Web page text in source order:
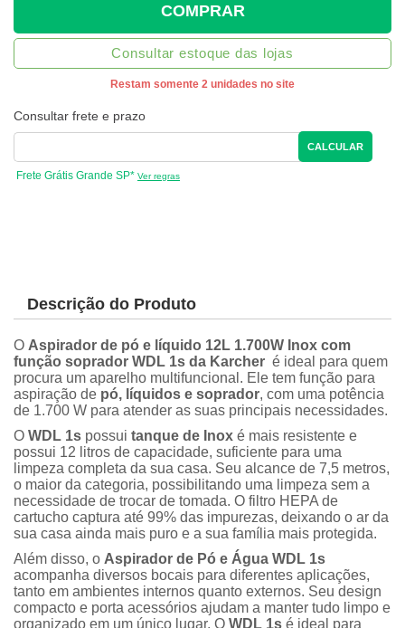
COMPRAR
Consultar estoque das lojas
Restam somente 2 unidades no site
Consultar frete e prazo
CALCULAR
Frete Grátis Grande SP* Ver regras
Descrição do Produto
O Aspirador de pó e líquido 12L 1.700W Inox com
função soprador WDL 1s da Karcher é ideal para quem
procura um aparelho multifuncional. Ele tem função para
aspiração de pó, líquidos e soprador, com uma potência
de 1.700 W para atender as suas principais necessidades.
O WDL 1s possui tanque de Inox é mais resistente e
possui 12 litros de capacidade, suficiente para uma
limpeza completa da sua casa. Seu alcance de 7,5 metros,
o maior da categoria, possibilitando uma limpeza sem a
necessidade de trocar de tomada. O filtro HEPA de
cartucho captura até 99% das impurezas, deixando o ar da
sua casa ainda mais puro e a sua família mais protegida.
Além disso, o Aspirador de Pó e Água WDL 1s
acompanha diversos bocais para diferentes aplicações,
tanto em ambientes internos quanto externos. Seu design
compacto e porta acessórios ajudam a manter tudo limpo e
organizado em um único lugar. O WDL 1s é ideal para